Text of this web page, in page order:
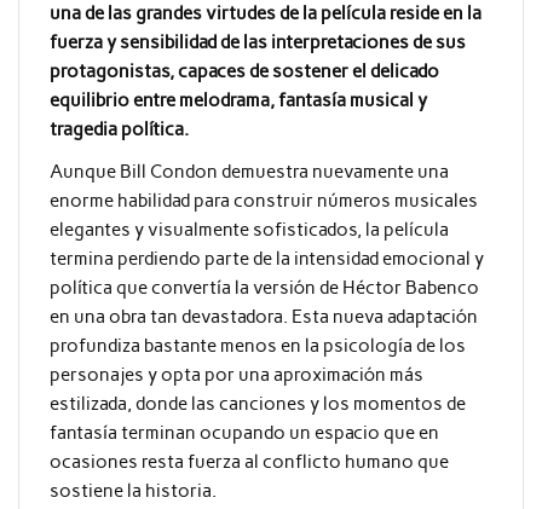
una de las grandes virtudes de la película reside en la
fuerza y sensibilidad de las interpretaciones de sus
protagonistas, capaces de sostener el delicado
equilibrio entre melodrama, fantasía musical y
tragedia política.
Aunque Bill Condon demuestra nuevamente una
enorme habilidad para construir números musicales
elegantes y visualmente sofisticados, la película
termina perdiendo parte de la intensidad emocional y
política que convertía la versión de Héctor Babenco
en una obra tan devastadora. Esta nueva adaptación
profundiza bastante menos en la psicología de los
personajes y opta por una aproximación más
estilizada, donde las canciones y los momentos de
fantasía terminan ocupando un espacio que en
ocasiones resta fuerza al conflicto humano que
sostiene la historia.